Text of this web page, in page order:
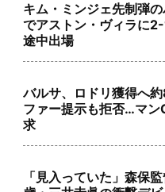
キム・ミンジェ先制弾
でアストン・ヴィラに
途中出場
バルサ、ロドリ獲得へ
ファー提示も拒否…マ
求
「見入っていた」森保